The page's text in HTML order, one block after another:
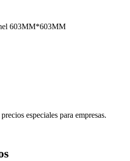
603MM*603MM
especiales para empresas.